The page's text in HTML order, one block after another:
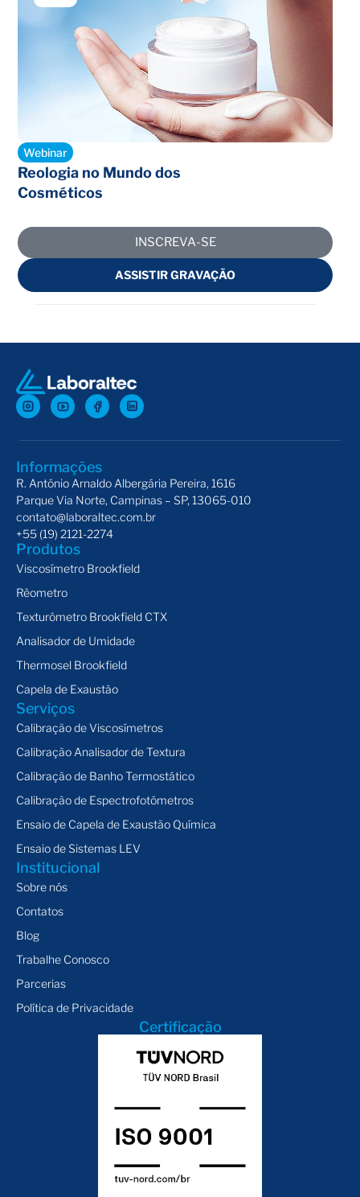
Webinar
Reologia no Mundo dos
Cosméticos
INSCREVA-SE
ASSISTIR GRAVAÇÃO
Informações
R. Antônio Arnaldo Albergária Pereira, 1616
Parque Via Norte, Campinas – SP, 13065-010
contato@laboraltec.com.br
+55 (19) 2121-2274
Produtos
Viscosímetro Brookfield
Rêometro
Texturômetro Brookfield CTX
Analisador de Umidade
Thermosel Brookfield
Capela de Exaustão
Serviços
Calibração de Viscosímetros
Calibração Analisador de Textura
Calibração de Banho Termostático
Calibração de Espectrofotômetros
Ensaio de Capela de Exaustão Química
Ensaio de Sistemas LEV
Institucional
Sobre nós
Contatos
Blog
Trabalhe Conosco
Parcerias
Política de Privacidade
Certificação